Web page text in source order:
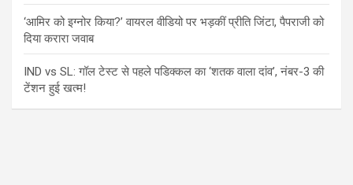
‘आमिर को इग्नोर किया?’ वायरल वीडियो पर भड़कीं प्रीति जिंटा, पैपराजी को
दिया करारा जवाब
IND vs SL: गॉल टेस्ट से पहले पडिक्कल का ‘शतक वाला दांव’, नंबर-3 की
टेंशन हुई खत्म!